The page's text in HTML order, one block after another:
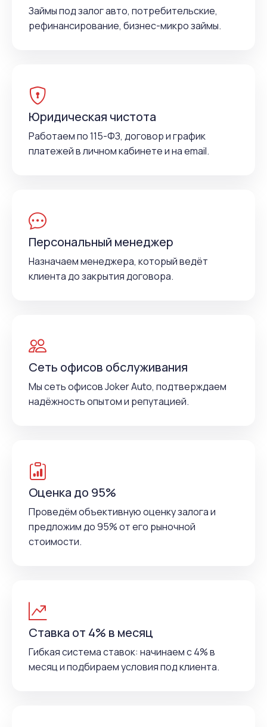
Займы под залог авто, потребительские,
рефинансирование, бизнес-микро займы.
Юридическая чистота
Работаем по 115-ФЗ, договор и график
платежей в личном кабинете и на email.
Персональный менеджер
Назначаем менеджера, который ведёт
клиента до закрытия договора.
Сеть офисов обслуживания
Мы сеть офисов Joker Auto, подтверждаем
надёжность опытом и репутацией.
Оценка до 95%
Проведём объективную оценку залога и
предложим до 95% от его рыночной
стоимости.
Ставка от 4% в месяц
Гибкая система ставок: начинаем с 4% в
месяц и подбираем условия под клиента.